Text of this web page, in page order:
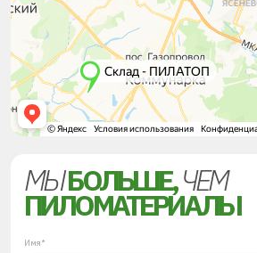
МЫБОЛЬШЕ,ЧЕМ
ПИЛОМАТЕРИАЛЫ
Имя*